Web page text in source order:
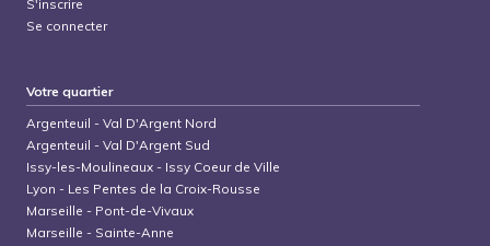
S'inscrire
Se connecter
Votre quartier
Argenteuil -Val D'Argent Nord
Argenteuil -Val D'Argent Sud
Issy-les-Moulineaux - Issy Coeur de Ville
Lyon - Les Pentes de la Croix-Rousse
Marseille - Pont-de-Vivaux
Marseille - Sainte-Anne